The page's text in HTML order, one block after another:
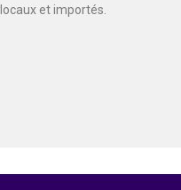
et importés.